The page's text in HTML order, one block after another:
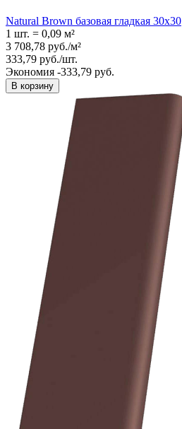
Natural Brown базовая гладкая 30x30
1 шт. = 0,09 м²
3 708,78 руб./м²
333,79 руб./шт.
Экономия -333,79 руб.
В корзину